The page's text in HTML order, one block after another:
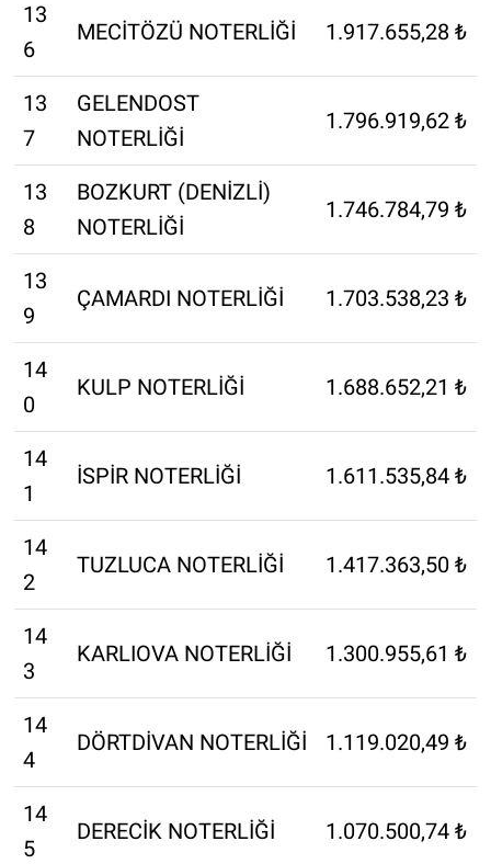
13
6
MECİTÖZÜ NOTERLİĞİ 1.917.655,28 ₺
13
7
GELENDOST
NOTERLİĞİ
1.796.919,62 ₺
13
8
BOZKURT (DENİZLİ)
NOTERLİĞİ
1.746.784,79 ₺
13
9
ÇAMARDI NOTERLİĞİ 1.703.538,23 ₺
14
0
KULP NOTERLİĞİ 1.688.652,21 ₺
14
1
İSPİR NOTERLİĞİ 1.611.535,84 ₺
14
2
TUZLUCA NOTERLİĞİ 1.417.363,50 ₺
14
3
KARLIOVA NOTERLİĞİ 1.300.955,61 ₺
14
4
DÖRTDİVAN NOTERLİĞİ 1.119.020,49 ₺
14
5
DERECİK NOTERLİĞİ 1.070.500,74 ₺